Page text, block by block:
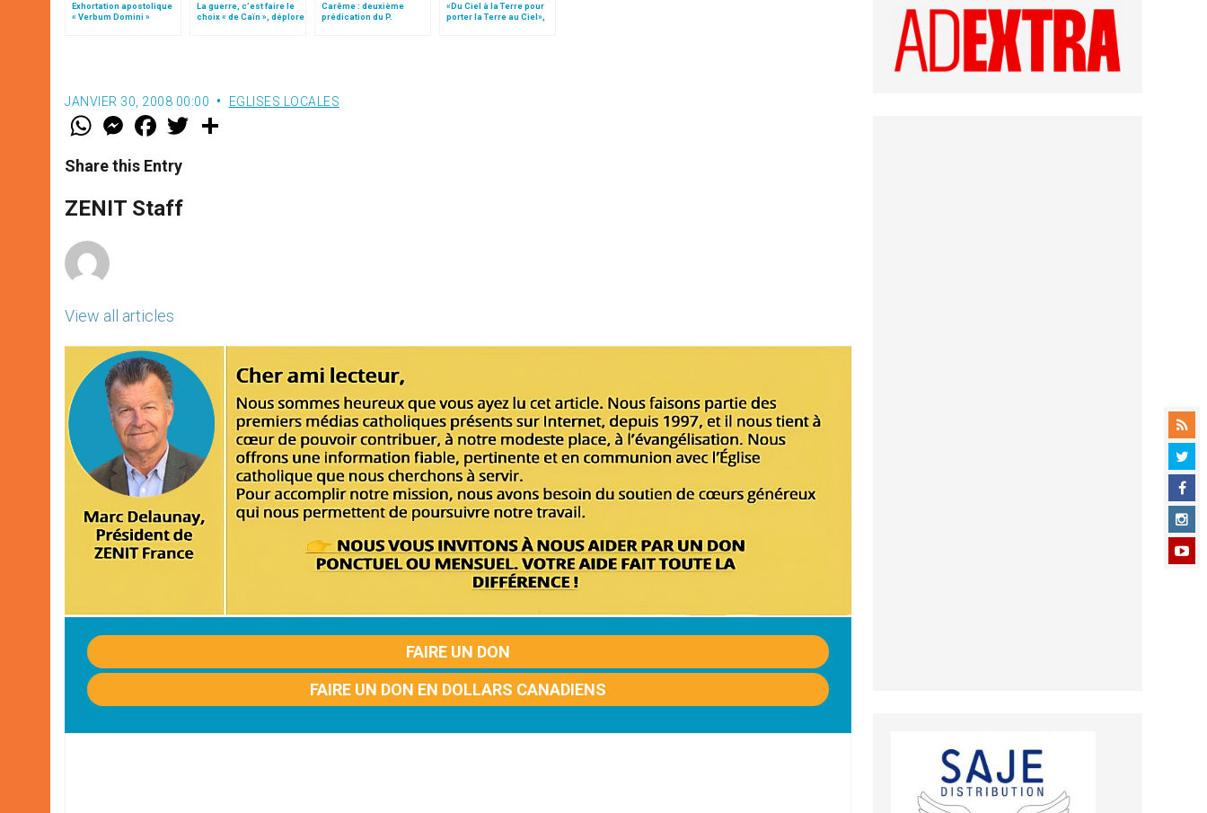
Exhortation apostolique
« Verbum Domini »
La guerre, c’est faire le
choix « de Caïn », déplore
Carême : deuxième
prédication du P.
«Du Ciel à la Terre pour
porter la Terre au Ciel»,
JANVIER 30, 2008 00:00 EGLISES LOCALES
W
t
s
p
p
M
e
s
e
g
e
F
a
e
b
o
k
w
Share this Entry
ZENIT Staff
View all articles
FAIRE UN DON
FAIRE UN DON EN DOLLARS CANADIENS